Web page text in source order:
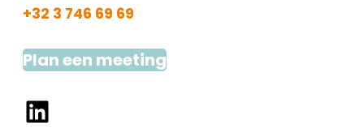
+32 3 746 69 69
Plan een meeting